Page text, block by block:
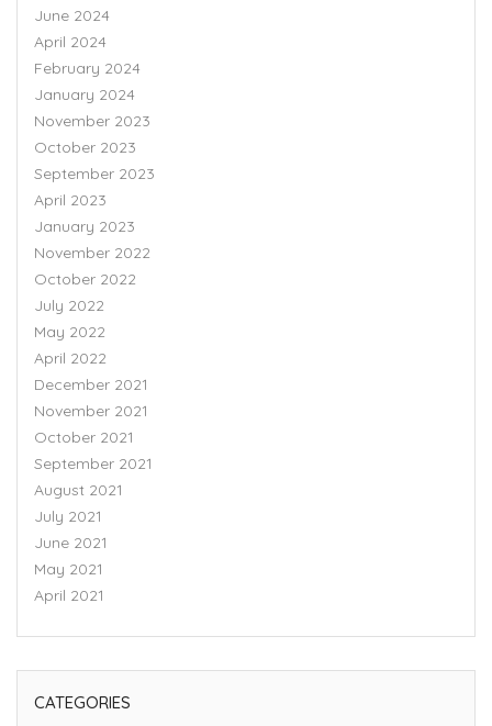
June 2024
April 2024
February 2024
January 2024
November 2023
October 2023
September 2023
April 2023
January 2023
November 2022
October 2022
July 2022
May 2022
April 2022
December 2021
November 2021
October 2021
September 2021
August 2021
July 2021
June 2021
May 2021
April 2021
CATEGORIES